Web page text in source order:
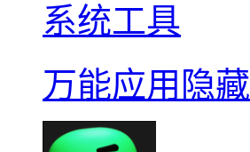
系统工具
万能应用隐藏